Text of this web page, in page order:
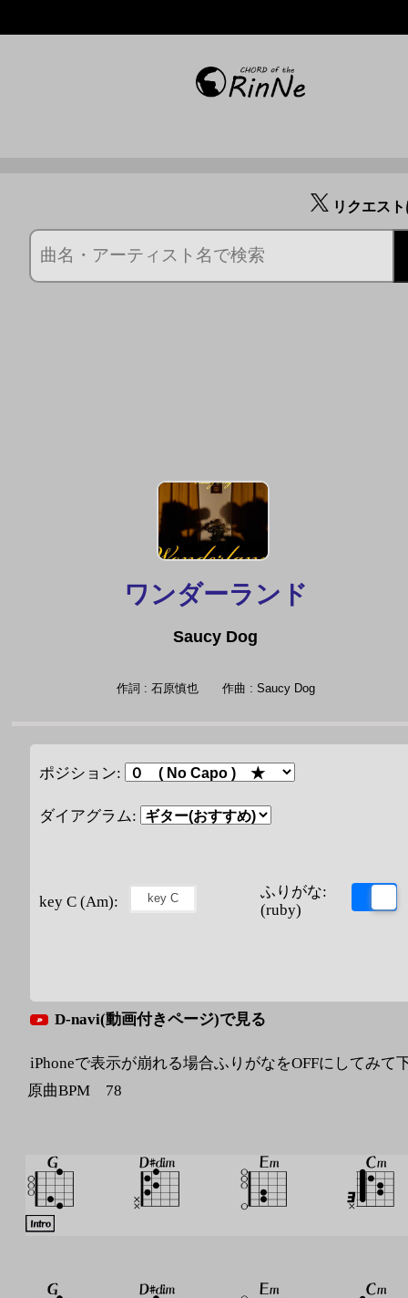
リクエス
ワンダーランド
Saucy Dog
作詞 : 石原慎也 作曲 : Saucy Dog
ポジション:
ダイアグラム:
key C (Am):
ふりがな:
(ruby)
D-navi(動画付きページ)で見る
iPhoneで表示が崩れる場合ふりがなをOFFにしてみて
原曲BPM 78